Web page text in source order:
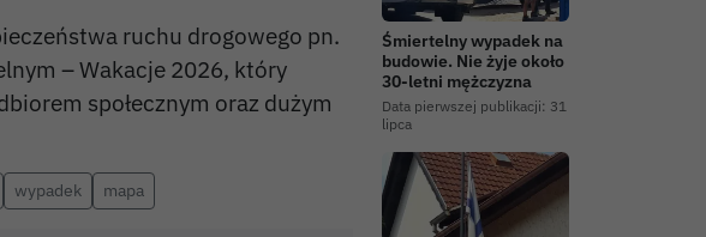
ruchu drogowego pn.
– Wakacje 2026, który
społecznym oraz dużym
wypadek mapa
Śmiertelny wypadek na
budowie. Nie żyje około
30-letni mężczyzna
Data pierwszej publikacji: 31
lipca